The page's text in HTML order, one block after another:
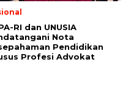
RI dan UNUSIA
Nota
Pendidikan
Profesi Advokat